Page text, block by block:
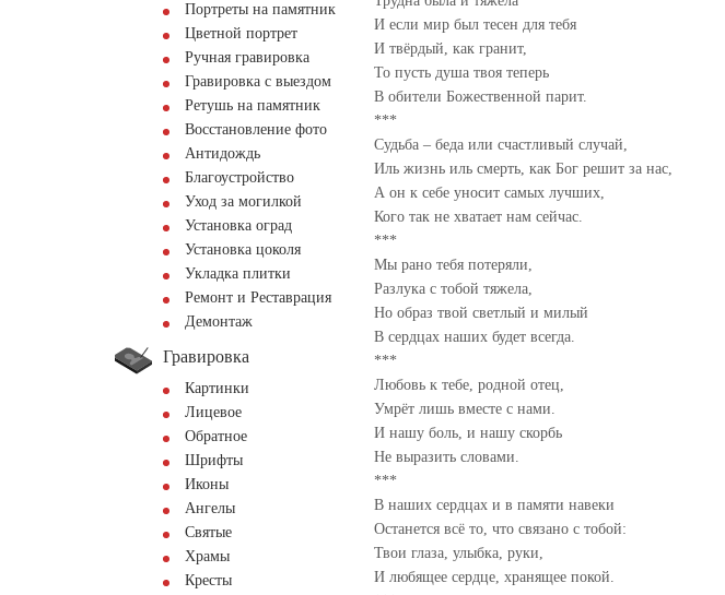
Портреты на памятник
Цветной портрет
Ручная гравировка
Гравировка с выездом
Ретушь на памятник
Восстановление фото
Антидождь
Благоустройство
Уход за могилкой
Установка оград
Установка цоколя
Укладка плитки
Ремонт и Реставрация
Демонтаж
Гравировка
Картинки
Лицевое
Обратное
Шрифты
Иконы
Ангелы
Святые
Храмы
Кресты
И если мир был тесен для тебя
И твёрдый, как гранит,
То пусть душа твоя теперь
В обители Божественной парит.
***
Судьба – беда или счастливый случай,
Иль жизнь иль смерть, как Бог решит за нас,
А он к себе уносит самых лучших,
Кого так не хватает нам сейчас.
***
Мы рано тебя потеряли,
Разлука с тобой тяжела,
Но образ твой светлый и милый
В сердцах наших будет всегда.
***
Любовь к тебе, родной отец,
Умрёт лишь вместе с нами.
И нашу боль, и нашу скорбь
Не выразить словами.
***
В наших сердцах и в памяти навеки
Останется всё то, что связано с тобой:
Твои глаза, улыбка, руки,
И любящее сердце, хранящее покой.